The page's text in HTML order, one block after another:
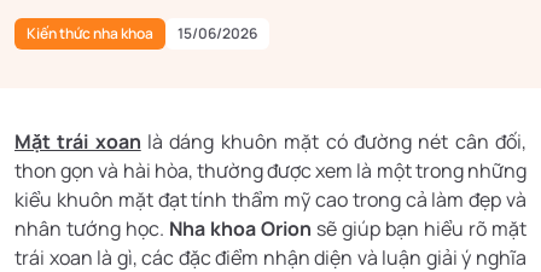
Kiến thức nha khoa 15/06/2026
Mặt trái xoan là dáng khuôn mặt có đường nét cân đối,
thon gọn và hài hòa, thường được xem là một trong những
kiểu khuôn mặt đạt tính thẩm mỹ cao trong cả làm đẹp và
nhân tướng học. Nha khoa Orion sẽ giúp bạn hiểu rõ mặt
trái xoan là gì, các đặc điểm nhận diện và luận giải ý nghĩa